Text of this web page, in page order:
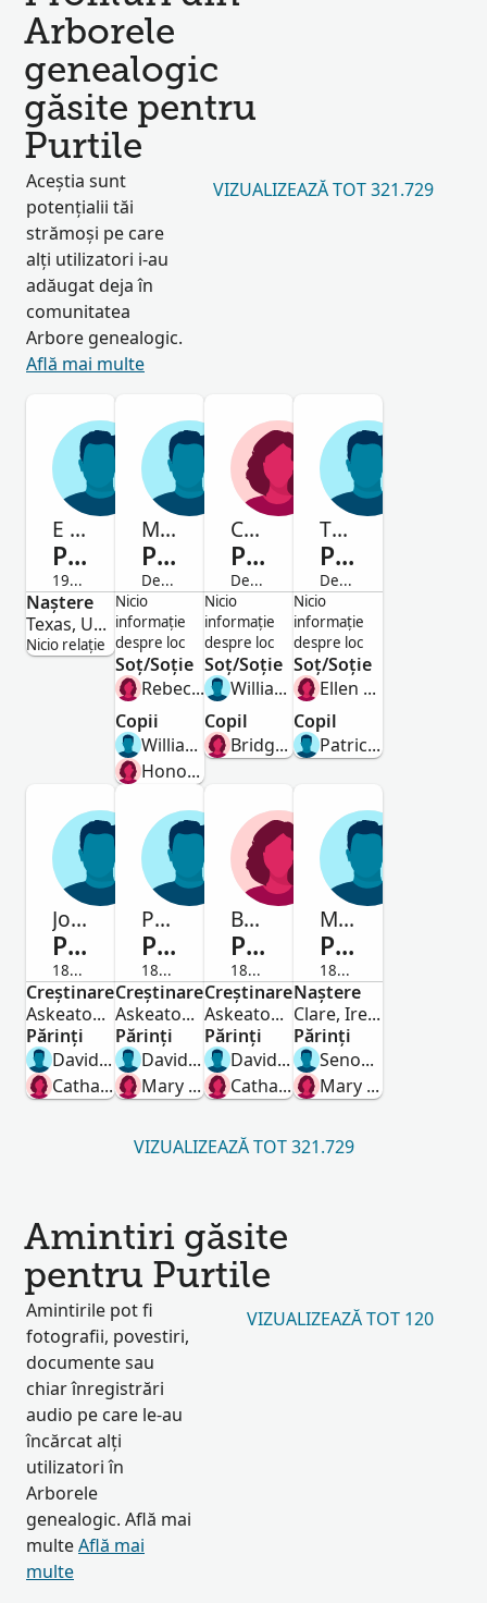
Arborele
genealogic
găsite pentru
Purtile
Aceștia sunt
potențialii tăi
strămoși pe care
alți utilizatori i-au
adăugat deja în
comunitatea
Arbore genealogic.
Află mai multe
VIZUALIZEAZĂ TOT 321.729
E Benet
Purtile
1919-Decedat
Bărbat
Naștere
Texas, United States
Nicio relație
Michael
Purtile
Decedat
Bărbat
Nicio
informație
despre loc
Soț/Soție
Rebecca White
Copii
William Purtile
Honoria Purtile
Catharine
Purtile
Decedat
Femeie
Nicio
informație
despre loc
Soț/Soție
William Hammond
Copil
Bridget Hammond
Thomas
Purtile
Decedat
Bărbat
Nicio
informație
despre loc
Soț/Soție
Ellen Mcnamara
Copil
Patrick Purtile
John
Purtile
1831-Decedat
Bărbat
Creștinare
Askeaton,Limerick,Ireland
Părinți
David Purtill
Catharine Meehen
Patrick
Purtile
1834-Decedat
Bărbat
Creștinare
Askeaton,Limerick,Ireland
Părinți
David Purtile
Mary Meehen
Bridget
Purtile
1839-Decedat
Femeie
Creștinare
Askeaton,Limerick,Ireland
Părinți
David Purtill
Catharine Meehen
Maurice
Purtile
1879-Decedat
Bărbat
Naștere
Clare, Ireland
Părinți
Senon Purtile
Mary Purtile Purtile
VIZUALIZEAZĂ TOT 321.729
Amintiri găsite
pentru Purtile
Amintirile pot fi
fotografii, povestiri,
documente sau
chiar înregistrări
audio pe care le-au
încărcat alți
utilizatori în
Arborele
genealogic. Află mai
multeAflă mai
multe
VIZUALIZEAZĂ TOT 120